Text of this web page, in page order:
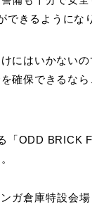
きるようにな
にはいかないの
確保できるな
「ODD BRICK
ガ倉庫特設会場